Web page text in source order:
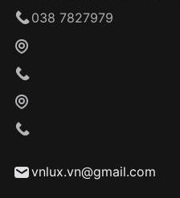
Khách hàng kiểm
Từ khóa SEO:
038 7827979
vnlux.vn@gmail.com